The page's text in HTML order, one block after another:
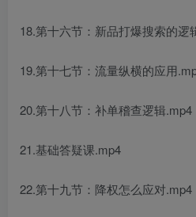
18.第十六节：新品打爆搜索的逻
19.第十七节：流量纵横的应用
20.第十八节：补单稽查逻辑.mp4
21.基础答疑课.mp4
22.第十九节：降权怎么应对.mp4